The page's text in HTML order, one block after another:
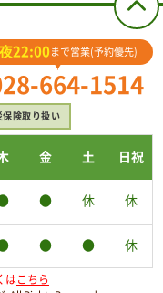
夜22:00 まで営業(予約優先)
664-1514
保険取り扱い
金 土 日祝
● 休 休
● ● 休
は こちら